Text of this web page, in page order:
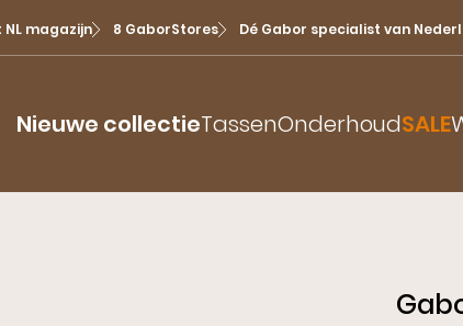
NL magazijn 8 GaborStores Dé Gabor specialist van
Nieuwe collectieTassenOnderhoudSALE